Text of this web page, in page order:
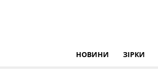
НОВИНИ ЗІРКИ